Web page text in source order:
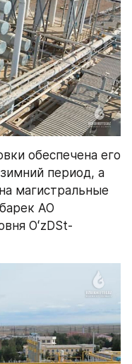
обеспечена его
период, а
магистральные
АО
ОʻzDSt-